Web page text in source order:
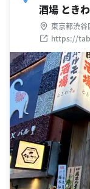
酒場 とき
東京都渋谷
https://